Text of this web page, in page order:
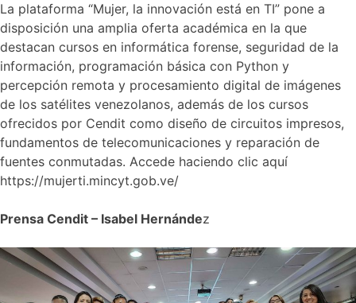
La plataforma “Mujer, la innovación está en TI” pone a
disposición una amplia oferta académica en la que
destacan cursos en informática forense, seguridad de la
información, programación básica con Python y
percepción remota y procesamiento digital de imágenes
de los satélites venezolanos, además de los cursos
ofrecidos por Cendit como diseño de circuitos impresos,
fundamentos de telecomunicaciones y reparación de
fuentes conmutadas. Accede haciendo clic aquí
https://mujerti.mincyt.gob.ve/
Prensa Cendit – Isabel Hernández